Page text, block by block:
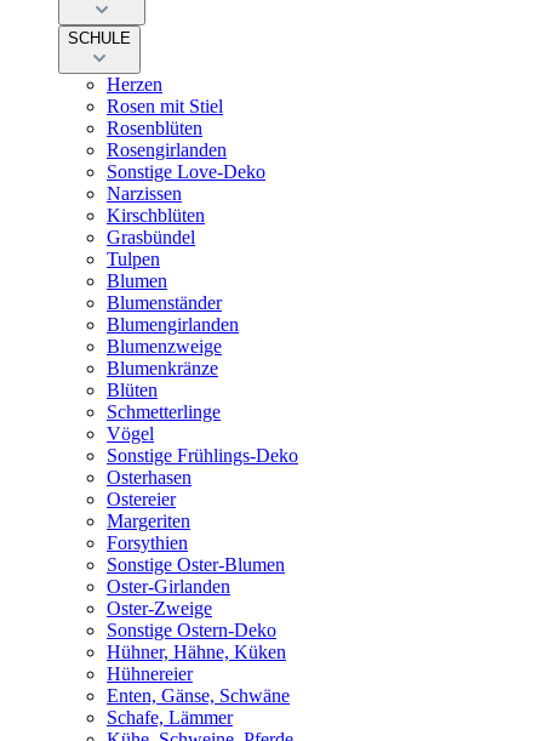
SCHULE
Herzen
Rosen mit Stiel
Rosenblüten
Rosengirlanden
Sonstige Love-Deko
Narzissen
Kirschblüten
Grasbündel
Tulpen
Blumen
Blumenständer
Blumengirlanden
Blumenzweige
Blumenkränze
Blüten
Schmetterlinge
Vögel
Sonstige Frühlings-Deko
Osterhasen
Ostereier
Margeriten
Forsythien
Sonstige Oster-Blumen
Oster-Girlanden
Oster-Zweige
Sonstige Ostern-Deko
Hühner, Hähne, Küken
Hühnereier
Enten, Gänse, Schwäne
Schafe, Lämmer